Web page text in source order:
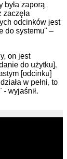
była zaporą
zaczęła
odcinków jest
do systemu" –
on jest
do użytku],
[odcinku]
w pełni, to
wyjaśnił.